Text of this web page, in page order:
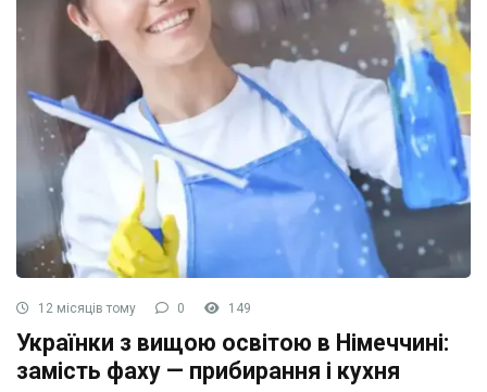
12 місяців тому 0 149
Українки з вищою освітою в Німеччині:
замість фаху — прибирання і кухня